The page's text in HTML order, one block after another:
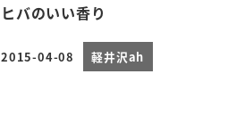
ヒバのいい香り
投稿日
2015-04-08 軽井沢ah